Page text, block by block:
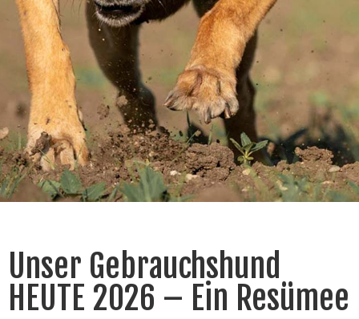
Unser Gebrauchshund
HEUTE 2026 – Ein Resümee